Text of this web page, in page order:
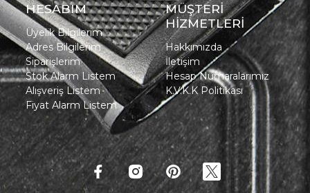
HESABIM
Üyelik Bilgilerim
Adres Bilgilerim
Siparişlerim
Stok Alarm Listem
Alışveriş Listem
Fiyat Alarm Listem
MÜŞTERİ
HİZMETLERİ
Hakkımızda
İletişim
Hesap Numaralarımız
K.V.K.K Politikası